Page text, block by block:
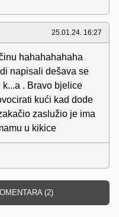
25.01.24. 16:27
hahahahahaha
napisali dešava se
. Bravo bjelice
kući kad dode
zaslužio je ima
u kikice
(2)